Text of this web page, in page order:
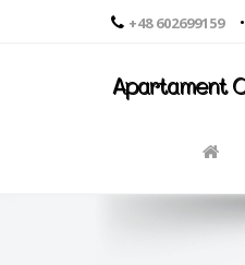
+48 602699159 •
Apartament